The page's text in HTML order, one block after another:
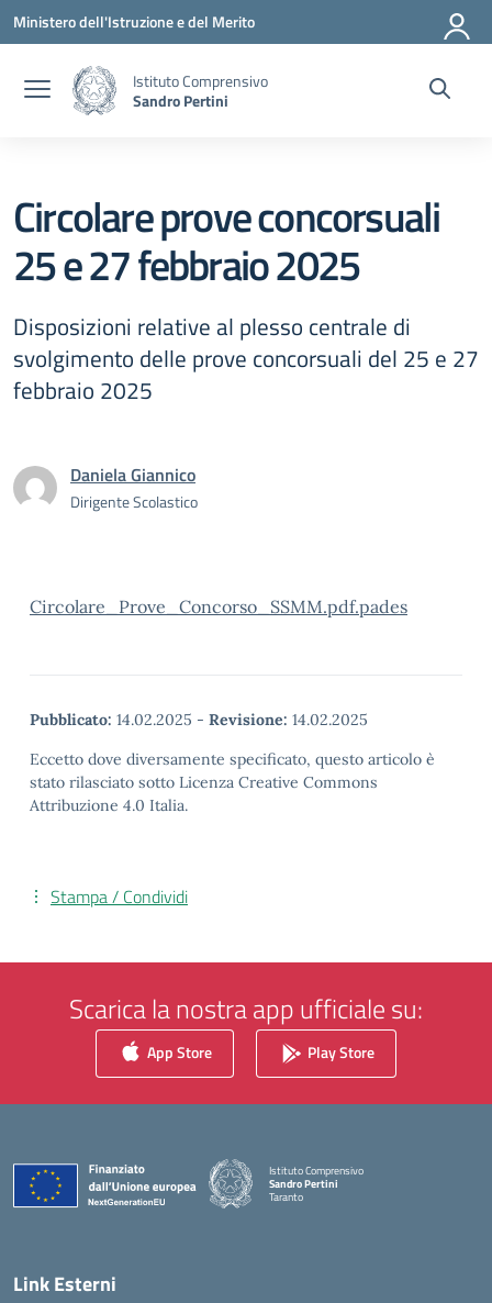
Vai ai contenuti
Vai al menu di navigazione
Vai al footer
Ministero dell'Istruzione e del Merito
Istituto Comprensivo
Sandro Pertini
Circolare prove concorsuali
25 e 27 febbraio 2025
Disposizioni relative al plesso centrale di
svolgimento delle prove concorsuali del 25 e 27
febbraio 2025
Daniela Giannico
Dirigente Scolastico
Circolare_Prove_Concorso_SSMM.pdf.pades
Pubblicato: 14.02.2025 - Revisione: 14.02.2025
Eccetto dove diversamente specificato, questo articolo è
stato rilasciato sotto Licenza Creative Commons
Attribuzione 4.0 Italia.
Stampa / Condividi
Scarica la nostra app ufficiale su:
App Store Play Store
Istituto Comprensivo
Sandro Pertini
Taranto
Link Esterni